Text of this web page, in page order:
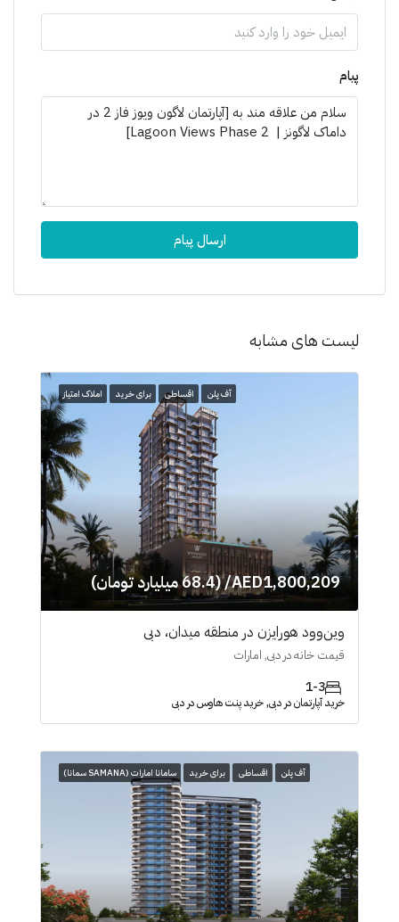
پیام
ارسال پیام
لیست های مشابه
آف پلن اقساطی برای خرید املاک امتیاز
AED1,800,209/ (68.4 میلیارد تومان)
وین‌وود هورایزن در منطقه میدان، دبی
قیمت خانه در دبی, امارات
1-3
خرید آپارتمان در دبی, خرید پنت هاوس در دبی
آف پلن اقساطی برای خرید سامانا امارات (SAMANA سمانا)